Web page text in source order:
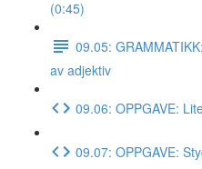
(0:45)
09.05:
av adjektiv
09.06: OPPGAVE:
09.07: OPPGAVE: